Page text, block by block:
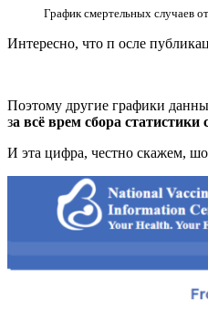
График смертельных случаев
Интересно, что п осле
Поэтому другие графики
за всё врем сбора
И эта цифра, честно скажем,